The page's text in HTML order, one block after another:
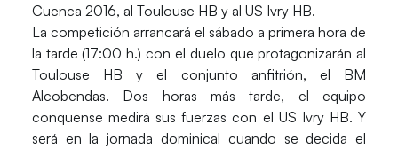
Cuenca 2016, al Toulouse HB y al US Ivry HB.
La competición arrancará el sábado a primera hora de
la tarde (17:00 h.) con el duelo que protagonizarán al
Toulouse HB y el conjunto anfitrión, el BM
Alcobendas. Dos horas más tarde, el equipo
conquense medirá sus fuerzas con el US Ivry HB. Y
será en la jornada dominical cuando se decida el